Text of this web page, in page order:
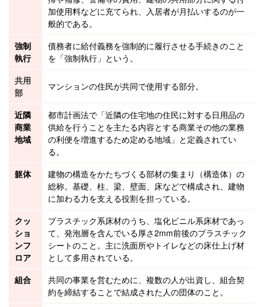
加使用料などに充てられ、入居者が月払いするのが一
般的である。
強制
執行
債務者に給付義務を強制的に履行させる手続きのこと
を「強制執行」という。
共用
部
マンションの住民が共同で使用する部分。
近隣
商業
地域
都市計画法で「近隣の住宅地の住民に対する日用品の
供給を行うことを主たる内容とする商業その他の業務
の利便を増進するため定める地域」と定義されてい
る。
躯体
建物の構造をかたちづくる部材の集まり（構造体）の
総称。 基礎 、柱、 梁 、壁面、床などで構成され、建物
に加わる力を支える役割を担っている。
クッ
ショ
ンフ
ロア
プラスチック系床材のうち、塩化ビニル系床材であっ
て、発泡層を含んでいる厚さ2mm前後のプラスチック
シートのこと。主に洗面所やトイレなどの床仕上げ材
として多用されている。
組合
共同の事業を営むために、複数の人が出資し、組合契
約を締結することで結成された人の団体のこと。